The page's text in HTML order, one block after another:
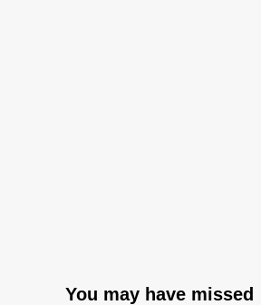
You may have missed